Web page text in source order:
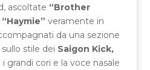
ascoltate “Brother
“Haymie” veramente in
da una sezione
stile dei Saigon Kick,
i grandi cori e la voce nasale